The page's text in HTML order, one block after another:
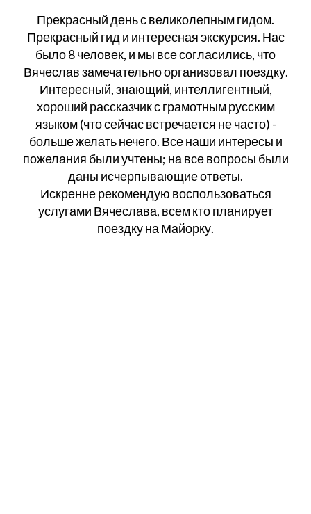
Прекрасный день с великолепным гидом.
Прекрасный гид и интересная экскурсия. Нас
было 8 человек, и мы все согласились, что
Вячеслав замечательно организовал поездку.
Интересный, знающий, интеллигентный,
хороший рассказчик с грамотным русским
языком (что сейчас встречается не часто) -
больше желать нечего. Все наши интересы и
пожелания были учтены; на все вопросы были
даны исчерпывающие ответы.
Искренне рекомендую воспользоваться
услугами Вячеслава, всем кто планирует
поездку на Майорку.